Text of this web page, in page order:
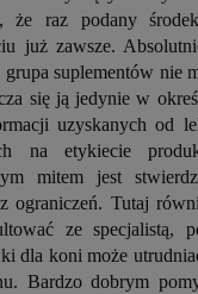
że raz podany
już zawsze.
suplementów nie
się ją jedynie w
uzyskanych od
na etykiecie
mitem jest
ograniczeń. Tutaj
ze specjalistą,
dla koni może
Bardzo dobrym